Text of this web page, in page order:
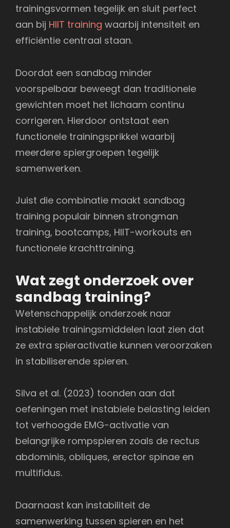
trainingsvormen tegelijk en sluit perfect
aan bij HIIT training waarbij intensiteit en
efficiëntie centraal staan.
Doordat een sandbag minder
voorspelbaar beweegt dan traditionele
gewichten moet het lichaam continu
corrigeren. Hierdoor ontstaat een
functionele trainingsprikkel waarbij
meerdere spiergroepen tegelijk
samenwerken.
Juist die combinatie maakt sandbag
training populair binnen strongman
training, bootcamps, HIIT-workouts en
functionele krachttraining.
Wat zegt onderzoek over
sandbag training?
Wetenschappelijk onderzoek naar
instabiele trainingsmiddelen laat zien dat
ze extra spieractivatie kunnen veroorzaken
in stabiliserende spieren.
Silva et al. (2023) toonden aan dat
oefeningen met instabiele belasting leiden
tot verhoogde EMG-activatie van
belangrijke rompspieren zoals de rectus
abdominis, obliques, erector spinae en
multifidus.
Daarnaast kan instabiliteit de
samenwerking tussen spieren en het